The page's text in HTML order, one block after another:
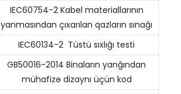
IEC60754-2 Kabel materiallarının
yanmasından çıxarılan qazların sınağı
IEC60134-2 Tüstü sıxlığı testi
GB50016-2014 Binaların yanğından
mühafizə dizaynı üçün kod